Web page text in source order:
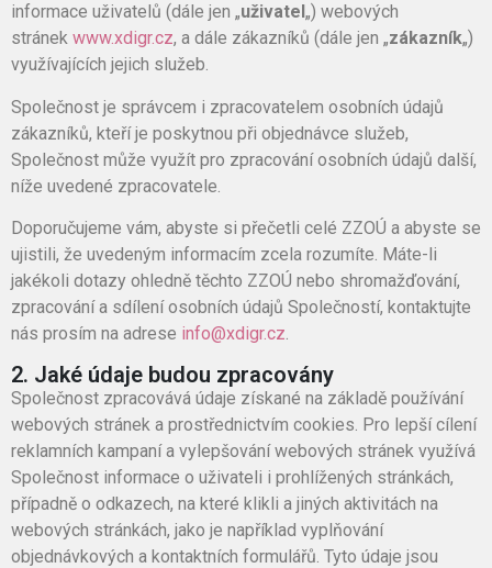
informace uživatelů (dále jen „uživatel „) webových
stránek www.xdigr.cz, a dále zákazníků (dále jen „zákazník„)
využívajících jejich služeb.
Společnost je správcem i zpracovatelem osobních údajů
zákazníků, kteří je poskytnou při objednávce služeb,
Společnost může využít pro zpracování osobních údajů další,
níže uvedené zpracovatele.
Doporučujeme vám, abyste si přečetli celé ZZOÚ a abyste se
ujistili, že uvedeným informacím zcela rozumíte. Máte-li
jakékoli dotazy ohledně těchto ZZOÚ nebo shromažďování,
zpracování a sdílení osobních údajů Společností, kontaktujte
nás prosím na adrese info@xdigr.cz.
2. Jaké údaje budou zpracovány
Společnost zpracovává údaje získané na základě používání
webových stránek a prostřednictvím cookies. Pro lepší cílení
reklamních kampaní a vylepšování webových stránek využívá
Společnost informace o uživateli i prohlížených stránkách,
případně o odkazech, na které klikli a jiných aktivitách na
webových stránkách, jako je například vyplňování
objednávkových a kontaktních formulářů. Tyto údaje jsou